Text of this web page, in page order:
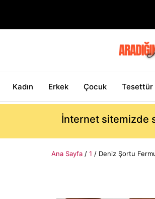
Kadın Erkek Çocuk Tesettür
İnternet sitemizde
Ana Sayfa / 1 / Deniz Şortu